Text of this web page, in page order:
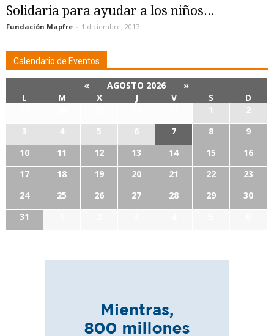
Solidaria para ayudar a los niños...
Fundación Mapfre - 1 diciembre, 2017
Calendario de Eventos
« AGOSTO 2026
»
L
M X J V S
D
1
2
3
4 5 6 7 8
9
10
11 12 13 14 15
16
17
18 19 20 21 22
23
24
25 26 27 28 29
30
31